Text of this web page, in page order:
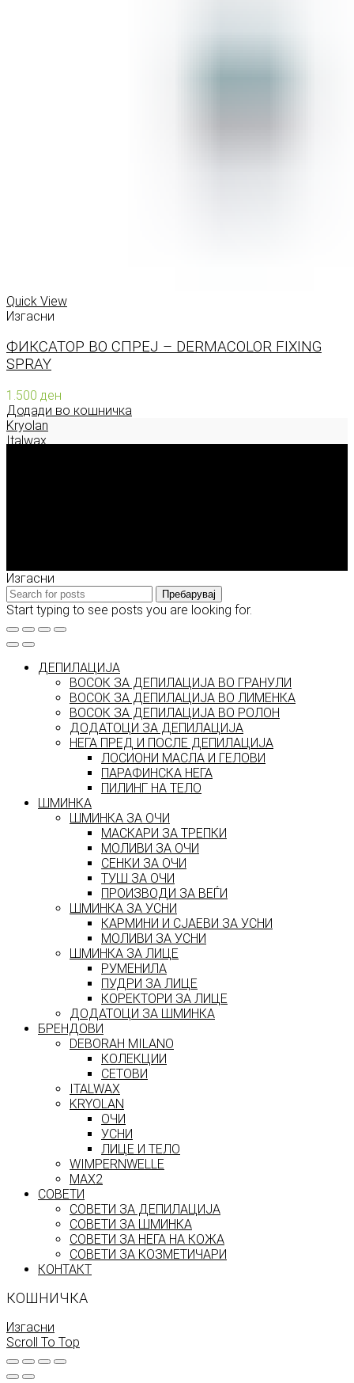
Quick View
Изгасни
ФИКСАТОР ВО СПРЕЈ – DERMACOLOR FIXING
SPRAY
1.500 ден
Додади во кошничка
Kryolan
Italwax
Изгасни
Пребарувај
Start typing to see posts you are looking for.
ДЕПИЛАЦИЈА
ВОСОК ЗА ДЕПИЛАЦИЈА ВО ГРАНУЛИ
ВОСОК ЗА ДЕПИЛАЦИЈА ВО ЛИМЕНКА
ВОСОК ЗА ДЕПИЛАЦИЈА ВО РОЛОН
ДОДАТОЦИ ЗА ДЕПИЛАЦИЈА
НЕГА ПРЕД И ПОСЛЕ ДЕПИЛАЦИЈА
ЛОСИОНИ МАСЛА И ГЕЛОВИ
ПАРАФИНСКА НЕГА
ПИЛИНГ НА ТЕЛО
ШМИНКА
ШМИНКА ЗА ОЧИ
МАСКАРИ ЗА ТРЕПКИ
МОЛИВИ ЗА ОЧИ
СЕНКИ ЗА ОЧИ
ТУШ ЗА ОЧИ
ПРОИЗВОДИ ЗА ВЕЃИ
ШМИНКА ЗА УСНИ
КАРМИНИ И СЈАЕВИ ЗА УСНИ
МОЛИВИ ЗА УСНИ
ШМИНКА ЗА ЛИЦЕ
РУМЕНИЛА
ПУДРИ ЗА ЛИЦЕ
КОРЕКТОРИ ЗА ЛИЦЕ
ДОДАТОЦИ ЗА ШМИНКА
БРЕНДОВИ
DEBORAH MILANO
КОЛЕКЦИИ
СЕТОВИ
ITALWAX
KRYOLAN
ОЧИ
УСНИ
ЛИЦЕ И ТЕЛО
WIMPERNWELLE
MAX2
СОВЕТИ
СОВЕТИ ЗА ДЕПИЛАЦИЈА
СОВЕТИ ЗА ШМИНКА
СОВЕТИ ЗА НЕГА НА КОЖА
СОВЕТИ ЗА КОЗМЕТИЧАРИ
КОНТАКТ
КОШНИЧКА
Изгасни
Scroll To Top